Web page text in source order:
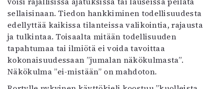
sellaisinaan. Tiedon hankkiminen todellisuudesta
edellyttää kaikissa tilanteissa valikointia, rajausta
ja tulkintaa. Toisaalta mitään todellisuuden
tapahtumaa tai ilmiötä ei voida tavoittaa
kokonaisuudessaan ”jumalan näkökulmasta”.
Näkökulma ”ei-mistään” on mahdoton.